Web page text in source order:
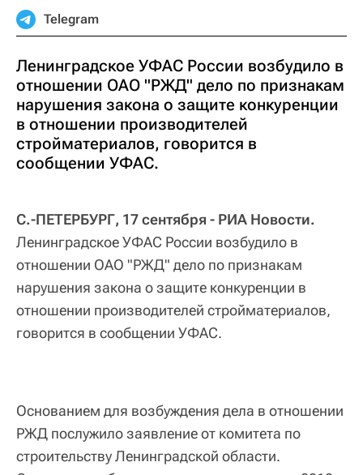
Telegram
Ленинградское УФАС России возбудило в
отношении ОАО "РЖД" дело по признакам
нарушения закона о защите конкуренции
в отношении производителей
стройматериалов, говорится в
сообщении УФАС.
С.-ПЕТЕРБУРГ, 17 сентября - РИА Новости.
Ленинградское УФАС России возбудило в
отношении ОАО "РЖД" дело по признакам
нарушения закона о защите конкуренции в
отношении производителей стройматериалов,
говорится в сообщении УФАС.
Основанием для возбуждения дела в отношении
РЖД послужило заявление от комитета по
строительству Ленинградской области.